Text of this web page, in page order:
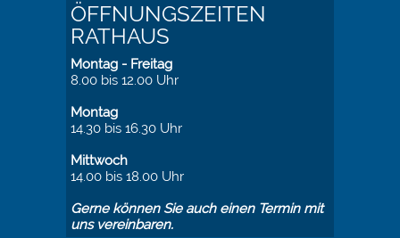
ÖFFNUNGSZEITEN
RATHAUS
Montag - Freitag
8.00 bis 12.00 Uhr
Montag
14.30 bis 16.30 Uhr
Mittwoch
14.00 bis 18.00 Uhr
Gerne können Sie auch einen Termin mit
uns vereinbaren.